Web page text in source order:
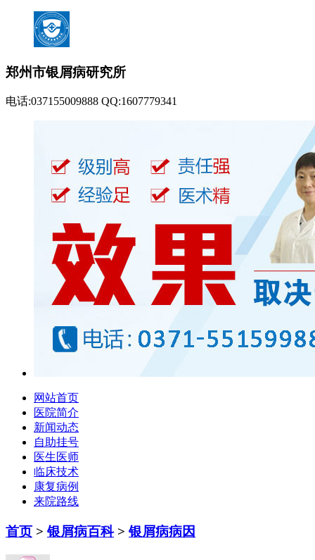
郑州市银屑病研究所
电话:037155009888 QQ:1607779341
网站首页
医院简介
新闻动态
自助挂号
医生医师
临床技术
康复病例
来院路线
首页 >银屑病百科>银屑病病因